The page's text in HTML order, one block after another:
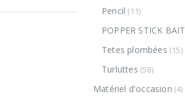
Pencil (11)
POPPER STICK BAIT
Tetes plombées (15)
Turluttes (58)
Matériel d'occasion (4)